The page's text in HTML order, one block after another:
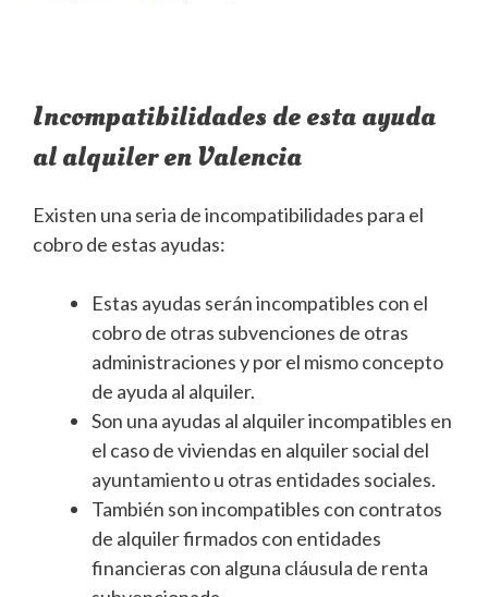
Incompatibilidades de esta ayuda
al alquiler en Valencia
Existen una seria de incompatibilidades para el
cobro de estas ayudas:
Estas ayudas serán incompatibles con el
cobro de otras subvenciones de otras
administraciones y por el mismo concepto
de ayuda al alquiler.
Son una ayudas al alquiler incompatibles en
el caso de viviendas en alquiler social del
ayuntamiento u otras entidades sociales.
También son incompatibles con contratos
de alquiler firmados con entidades
financieras con alguna cláusula de renta